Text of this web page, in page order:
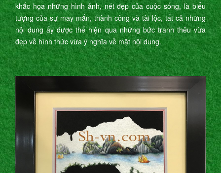
khắc họa những hình ảnh, nét đẹp của cuộc sống, là biểu
tượng của sự may mắn, thành công và tài lộc, tất cả những
nội dung ấy được thể hiện qua những bức tranh thêu vừa
đẹp về hình thức vừa ý nghĩa về mặt nội dung.